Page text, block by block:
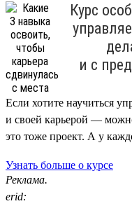
Курс
и с
Если хотите научиться
и своей карьерой —
это тоже проект. А у
Узнать больше о курсе
Реклама.
erid: